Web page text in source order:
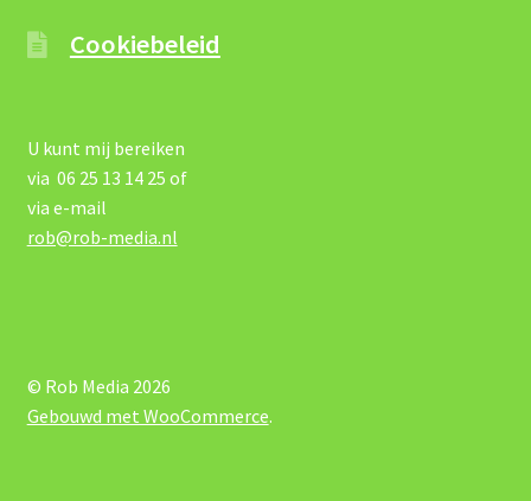
Cookiebeleid
U kunt mij bereiken
via 06 25 13 14 25 of
via e-mail
rob@rob-media.nl
© Rob Media 2026
Gebouwd met WooCommerce.